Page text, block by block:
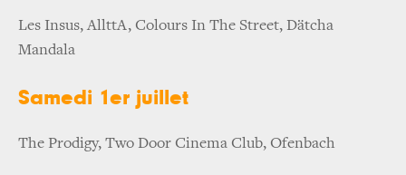
Les Insus, AllttA, Colours In The Street, Dätcha
Mandala
Samedi 1er juillet
The Prodigy, Two Door Cinema Club, Ofenbach